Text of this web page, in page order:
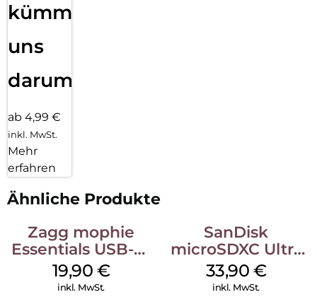
kümmern
uns
darum!
ab 4,99 €
inkl. MwSt.
Mehr
erfahren
Ähnliche Produkte
Zagg mophie
Essentials USB-C-
20W Charger PD
Weiß
19,90 €
inkl. MwSt.
SanDisk
microSDXC Ultra
128 GB + Adapter
Mobile
33,90 €
inkl. MwSt.